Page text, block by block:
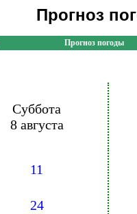
Прогноз
Прогноз погоды
Суббота
8 августа
11
24